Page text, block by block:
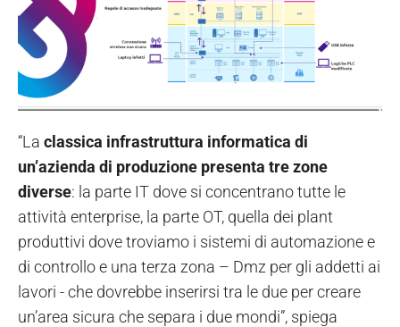
“La classica infrastruttura informatica di
un’azienda di produzione presenta tre zone
diverse: la parte IT dove si concentrano tutte le
attività enterprise, la parte OT, quella dei plant
produttivi dove troviamo i sistemi di automazione e
di controllo e una terza zona – Dmz per gli addetti ai
lavori - che dovrebbe inserirsi tra le due per creare
un’area sicura che separa i due mondi”, spiega